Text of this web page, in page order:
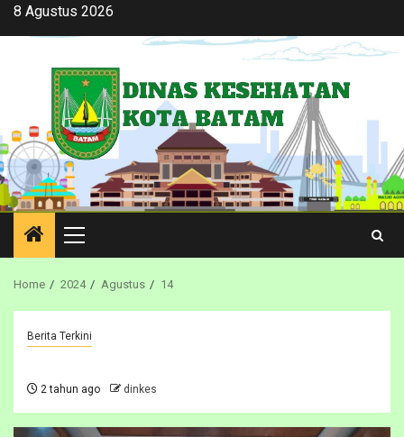
Skip8 Agustus 2026
Primary
Menu
Home 2024 Agustus 14
Berita Terkini
2 tahun ago dinkes